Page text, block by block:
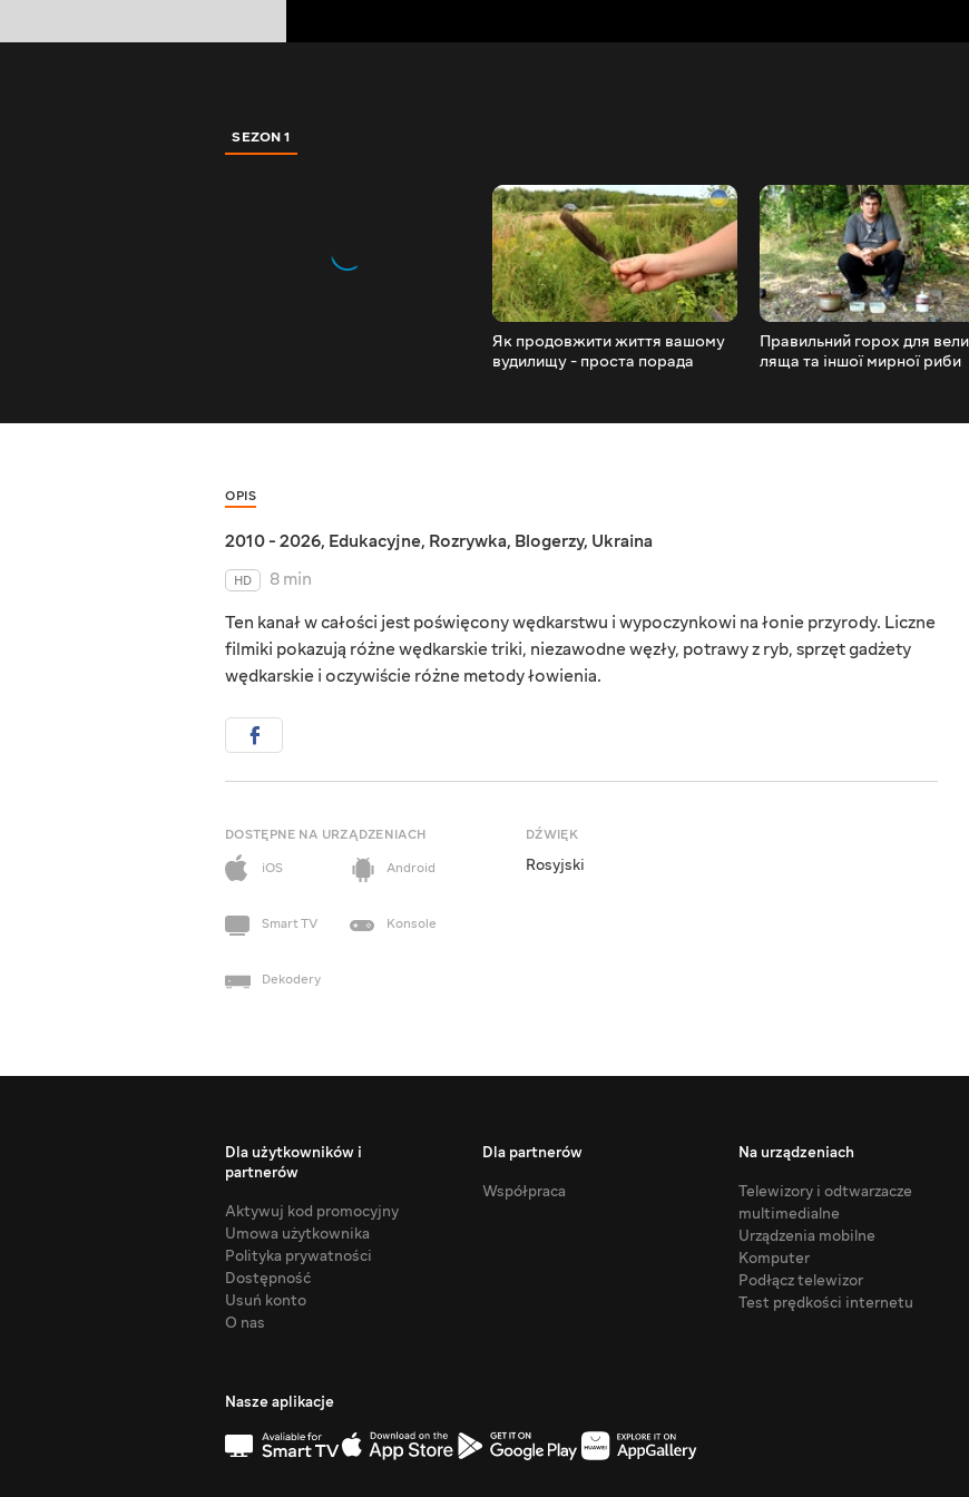
SEZON 1
Як продовжити життя вашому
вудилищу - проста порада
Правильний горох для
ляща та іншої мирної риби
OPIS
2010 - 2026, Edukacyjne, Rozrywka, Blogerzy, Ukraina
HD
8 min
Ten kanał w całości jest poświęcony wędkarstwu i wypoczynkowi na łonie przyrody. Liczne
filmiki pokazują różne wędkarskie triki, niezawodne węzły, potrawy z ryb, sprzęt gadżety
wędkarskie i oczywiście różne metody łowienia.
DOSTĘPNE NA URZĄDZENIACH
iOS
Android
Smart TV Konsole
Dekodery
DŹWIĘK
Rosyjski
Dla użytkowników i
partnerów
Aktywuj kod promocyjny
Umowa użytkownika
Polityka prywatności
Dostępność
Usuń konto
O nas
Dla partnerów
Współpraca
Na urządzeniach
Telewizory i odtwarzacze
multimedialne
Urządzenia mobilne
Komputer
Podłącz telewizor
Test prędkości internetu
Nasze aplikacje